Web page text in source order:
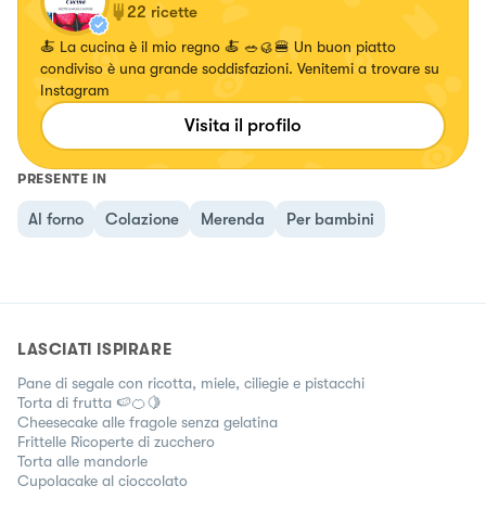
22 ricette
🍝 La cucina è il mio regno 🍝 🥗🥮🍔 Un buon piatto
condiviso è una grande soddisfazioni. Venitemi a trovare su
Instagram
Visita il profilo
PRESENTE IN
Al forno Colazione Merenda Per bambini
LASCIATI ISPIRARE
Pane di segale con ricotta, miele, ciliegie e pistacchi
Torta di frutta 🍉🍊🍋
Cheesecake alle fragole senza gelatina
Frittelle Ricoperte di zucchero
Torta alle mandorle
Cupolacake al cioccolato